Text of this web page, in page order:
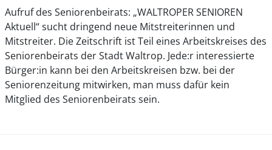
Aufruf des Seniorenbeirats: „WALTROPER SENIOREN
Aktuell“ sucht dringend neue Mitstreiterinnen und
Mitstreiter. Die Zeitschrift ist Teil eines Arbeitskreises des
Seniorenbeirats der Stadt Waltrop. Jede:r interessierte
Bürger:in kann bei den Arbeitskreisen bzw. bei der
Seniorenzeitung mitwirken, man muss dafür kein
Mitglied des Seniorenbeirats sein.